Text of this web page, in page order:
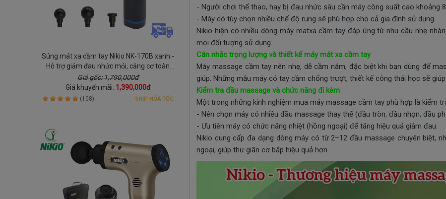
Súng mát xa cầm tay Nikio NK-170B xanh -
Hỗ trợ giảm đau nhức mỏi, căng cơ toàn
thân
Giá gốc: 1,790,000đ
Giá khuyến mãi: 1,390,000đ
(108) SHIP HỎA TỐC
- Người chơi thể thao, hay bị đau nhức sâu cần máy công suất cao khoảng
- Máy có tùy chọn nhiều chế độ rung sẽ phù hợp cho cả gia đình sử dụng.
Nikio hiện có nhiều dòng máy matxa cầm tay đáp ứng từ nhu cầu nhẹ
mọi đối tượng sử dụng.
Cân nhắc trọng lượng và thiết kế máy mát xa cầm tay
Máy massage cầm tay nên nhẹ, dễ cầm nắm, đặc biệt khi bạn dùng để
giúp. Những mẫu máy có tay cầm chống trượt, thiết kế công thái học sẽ
Kiểm tra đầu massage và chức năng đi kèm
Một trong những kinh nghiệm mua máy massage cầm tay phù hợp là kiểm
- Nên chọn máy có nhiều đầu massage thay thế (đầu tròn, đầu nhọn, đầu
- Ưu tiên máy có chức năng nhiệt (hồng ngoại) để tăng hiệu quả giảm đau.
Nikio cung cấp đa dạng dòng máy có từ 2–12 đầu massage chuyên biệt,
ngoại, giúp thư giãn cơ bắp hiệu quả hơn.